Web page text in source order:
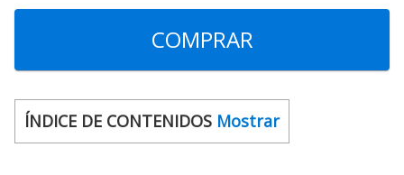
COMPRAR
ÍNDICE DE CONTENIDOS Mostrar